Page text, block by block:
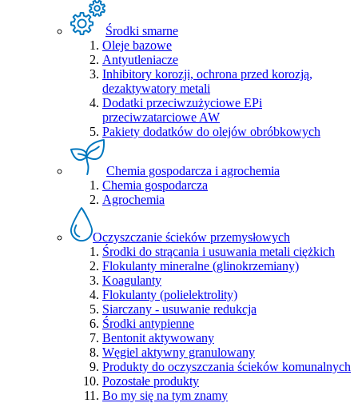
Środki smarne
Oleje bazowe
Antyutleniacze
Inhibitory korozji, ochrona przed korozją,
dezaktywatory metali
Dodatki przeciwzużyciowe EPi
przeciwzatarciowe AW
Pakiety dodatków do olejów obróbkowych
Chemia gospodarcza i agrochemia
Chemia gospodarcza
Agrochemia
Oczyszczanie ścieków przemysłowych
Środki do strącania i usuwania metali ciężkich
Flokulanty mineralne (glinokrzemiany)
Koagulanty
Flokulanty (polielektrolity)
Siarczany - usuwanie redukcja
Środki antypienne
Bentonit aktywowany
Węgiel aktywny granulowany
Produkty do oczyszczania ścieków komunalnych
Pozostałe produkty
Bo my się na tym znamy